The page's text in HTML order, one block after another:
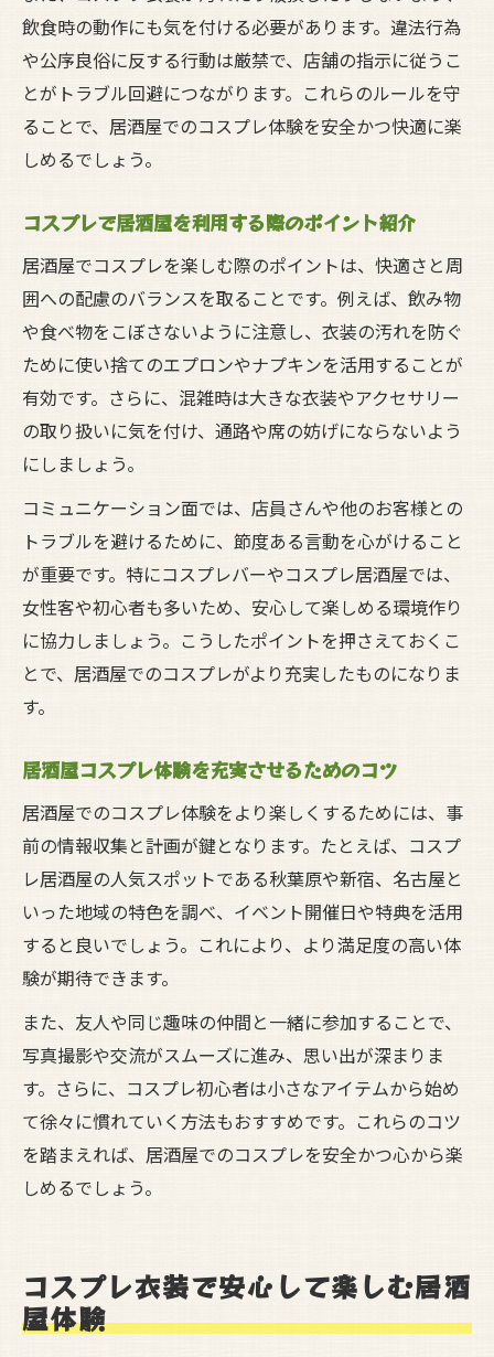
居酒屋コスプレで友人と楽しむポイント紹
介
衣装や小物の持ち込み時に居酒屋で気を付
ける点
居酒屋コスプレを快適に楽しむための工夫
居酒屋コスプレ参加時に必ず確認したい注
意点
居酒屋でコスプレを安全に楽しむための心
得
コスプレ衣装で居酒屋参加時のNG行為を解
説
居酒屋コスプレで気を付けたい盗撮や迷惑
行為
居酒屋でコスプレ体験時のゴミマナーと清
掃徹底
飲食時の動作にも気を付ける必要があります。違法行為
や公序良俗に反する行動は厳禁で、店舗の指示に従うこ
とがトラブル回避につながります。これらのルールを守
ることで、居酒屋でのコスプレ体験を安全かつ快適に楽
しめるでしょう。
コスプレで居酒屋を利用する際のポイント紹介
居酒屋でコスプレを楽しむ際のポイントは、快適さと周
囲への配慮のバランスを取ることです。例えば、飲み物
や食べ物をこぼさないように注意し、衣装の汚れを防ぐ
ために使い捨てのエプロンやナプキンを活用することが
有効です。さらに、混雑時は大きな衣装やアクセサリー
の取り扱いに気を付け、通路や席の妨げにならないよう
にしましょう。
コミュニケーション面では、店員さんや他のお客様との
トラブルを避けるために、節度ある言動を心がけること
が重要です。特にコスプレバーやコスプレ居酒屋では、
女性客や初心者も多いため、安心して楽しめる環境作り
に協力しましょう。こうしたポイントを押さえておくこ
とで、居酒屋でのコスプレがより充実したものになりま
す。
居酒屋コスプレ体験を充実させるためのコツ
居酒屋でのコスプレ体験をより楽しくするためには、事
前の情報収集と計画が鍵となります。たとえば、コスプ
レ居酒屋の人気スポットである秋葉原や新宿、名古屋と
いった地域の特色を調べ、イベント開催日や特典を活用
すると良いでしょう。これにより、より満足度の高い体
験が期待できます。
また、友人や同じ趣味の仲間と一緒に参加することで、
写真撮影や交流がスムーズに進み、思い出が深まりま
す。さらに、コスプレ初心者は小さなアイテムから始め
て徐々に慣れていく方法もおすすめです。これらのコツ
を踏まえれば、居酒屋でのコスプレを安全かつ心から楽
しめるでしょう。
コスプレ衣装で安心して楽しむ居酒
屋体験